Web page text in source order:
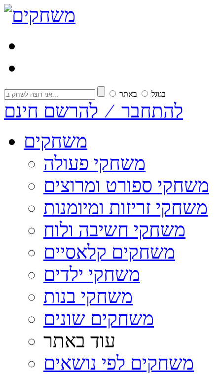
בגוגל באתר
להתחבר ⁄ להרשם חינם
משחקים
משחקי פעולה
משחקי ספורט ומרוצים
משחקי זריזות ומיומנות
משחקי חשיבה ולוח
משחקים קלאסיים
משחקי ילדים
משחקי בנות
משחקים שונים
עוד באתר
משחקים לפי נושאים